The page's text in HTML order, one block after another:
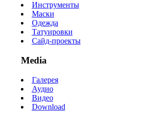
Инструменты
Маски
Одежда
Татуировки
Сайд-проекты
Media
Галерея
Аудио
Видео
Download